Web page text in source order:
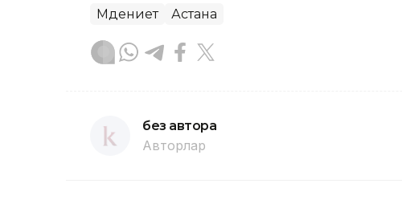
Мәдениет Астана
без автора
Авторлар